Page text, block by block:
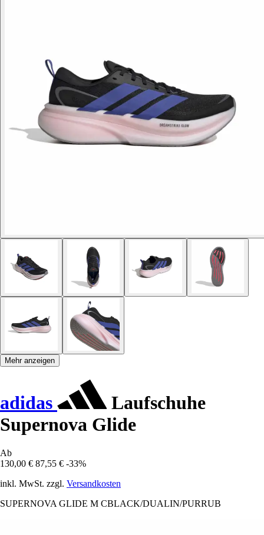
Mehr anzeigen
adidas
Laufschuhe
Supernova Glide
Ab
130,00 € 87,55 € -33%
inkl. MwSt. zzgl. Versandkosten
SUPERNOVA GLIDE M CBLACK/DUALIN/PURRUB